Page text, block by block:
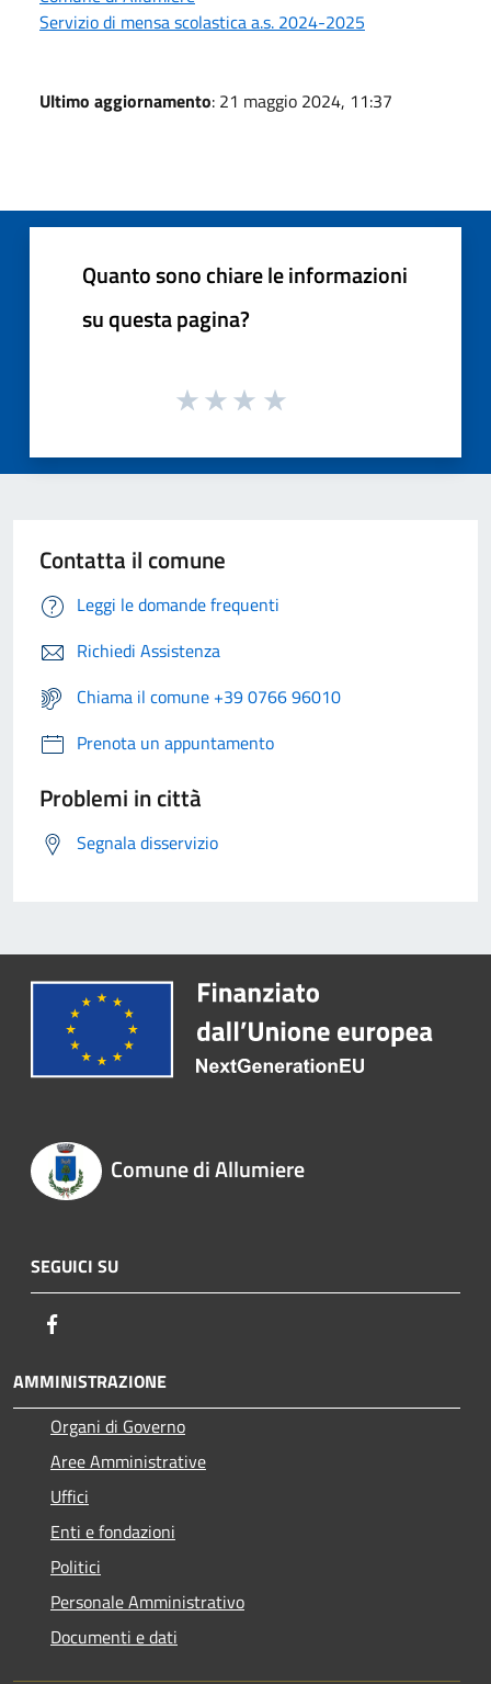
Servizio di mensa scolastica a.s. 2024-2025
Ultimo aggiornamento: 21 maggio 2024, 11:37
Quanto sono chiare le informazioni
su questa pagina?
Contatta il comune
Leggi le domande frequenti
Richiedi Assistenza
Chiama il comune +39 0766 96010
Prenota un appuntamento
Problemi in città
Segnala disservizio
Comune di Allumiere
SEGUICI SU
AMMINISTRAZIONE
Organi di Governo
Aree Amministrative
Uffici
Enti e fondazioni
Politici
Personale Amministrativo
Documenti e dati